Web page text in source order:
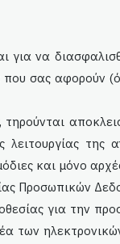
για να
σας αφορούν
τηρούνται
της
και μόνο
Προσωπικών
για την
των